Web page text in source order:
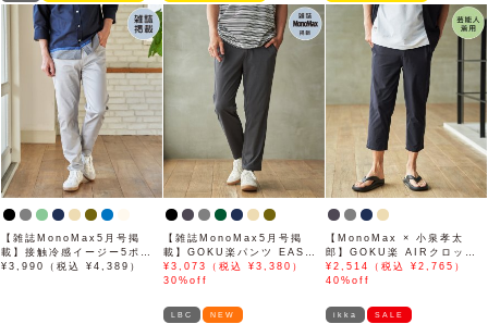
【雑誌MonoMax5月号掲
載】接触冷感イージー5ポケ
ット
¥3,990（税込 ¥4,389）
【雑誌MonoMax5月号掲
載】GOKU楽パンツ EASY
STRETCH 冷感アンクル
【接触冷感】「小泉孝太郎さ
¥3,073（税込 ¥3,380）
30%off
【MonoMax × 小泉孝太
郎】GOKU楽 AIRクロップ
ドパンツ「小泉孝太郎さん着
用モデル」
¥2,514（税込 ¥2,765）
40%off
LBC NEW ikka SALE